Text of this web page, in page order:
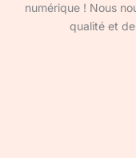
numérique ! Nous
qualité et